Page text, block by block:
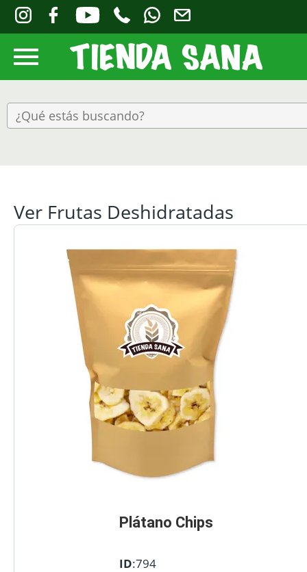
Ver Frutas Deshidratadas
Plátano Chips
ID:794